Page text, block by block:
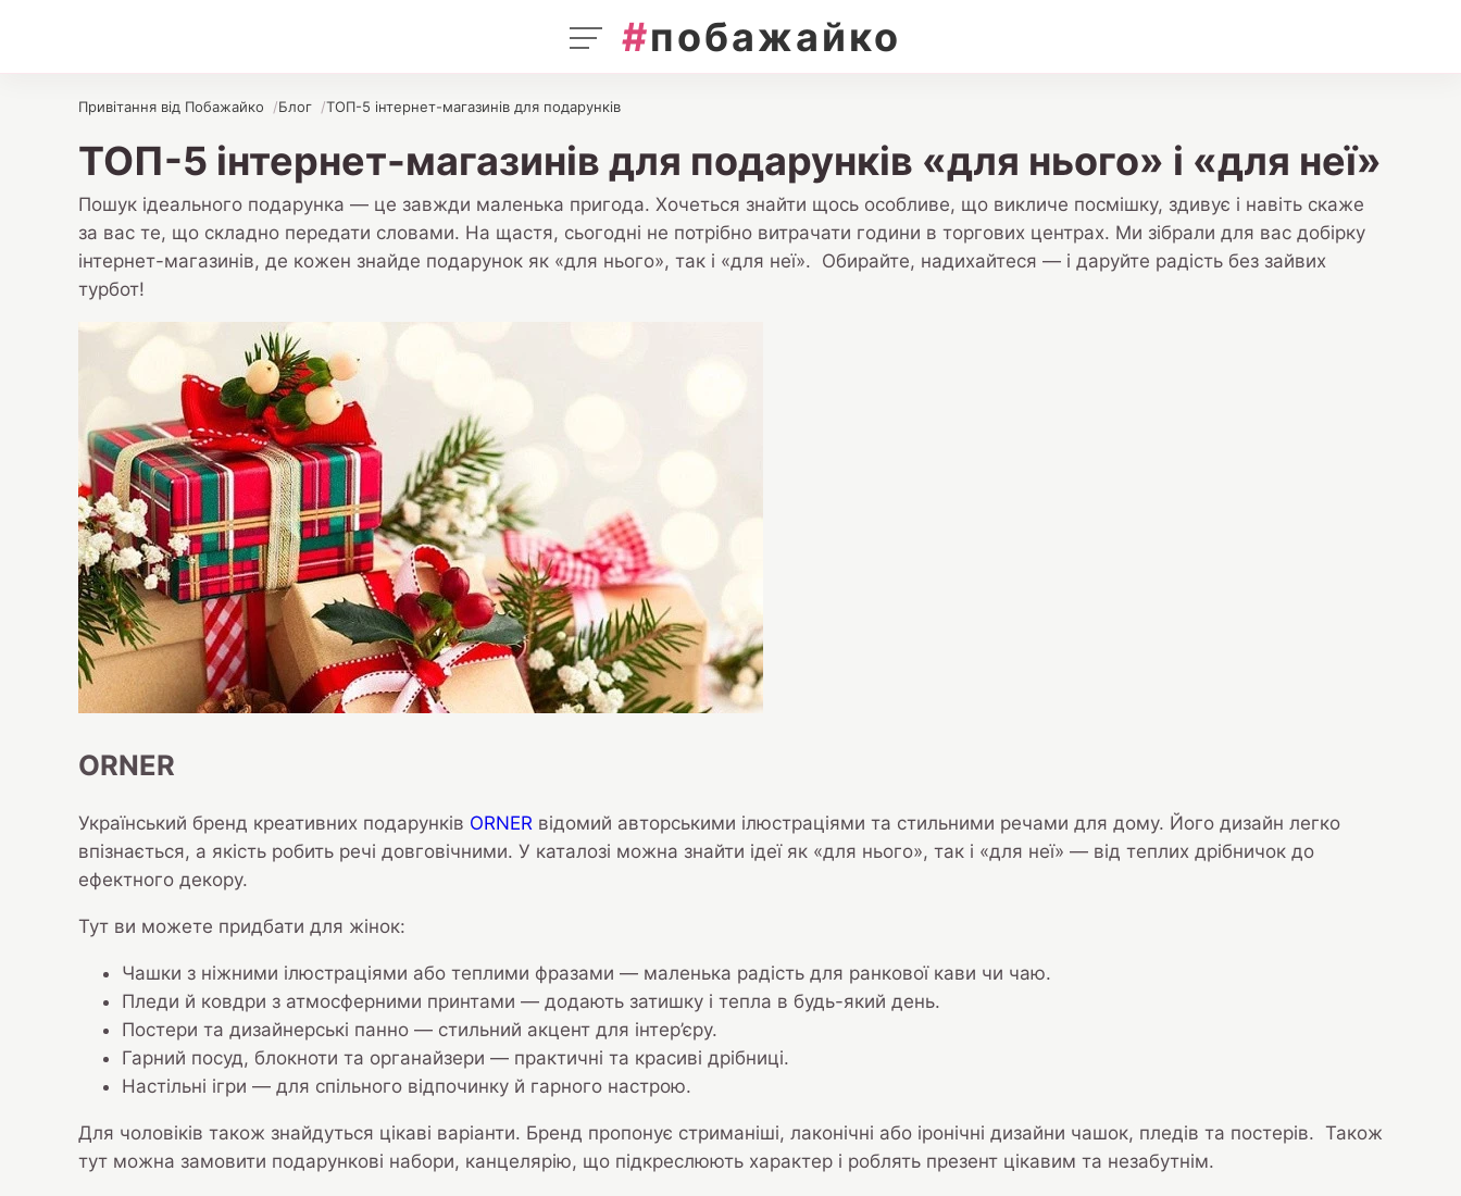
#побажайко
Привітання від Побажайко Блог ТОП-5 інтернет-магазинів для подарунків
ТОП-5 інтернет-магазинів для подарунків «для нього» і «для неї»
Пошук ідеального подарунка — це завжди маленька пригода. Хочеться знайти щось особливе, що викличе посмішку, здивує і навіть скаже
за вас те, що складно передати словами. На щастя, сьогодні не потрібно витрачати години в торгових центрах. Ми зібрали для вас добірку
інтернет-магазинів, де кожен знайде подарунок як «для нього», так і «для неї». Обирайте, надихайтеся — і даруйте радість без зайвих
турбот!
ORNER
Український бренд креативних подарунків ORNER відомий авторськими ілюстраціями та стильними речами для дому. Його дизайн легко
впізнається, а якість робить речі довговічними. У каталозі можна знайти ідеї як «для нього», так і «для неї» — від теплих дрібничок до
ефектного декору.
Тут ви можете придбати для жінок:
Чашки з ніжними ілюстраціями або теплими фразами — маленька радість для ранкової кави чи чаю.
Пледи й ковдри з атмосферними принтами — додають затишку і тепла в будь-який день.
Постери та дизайнерські панно — стильний акцент для інтер’єру.
Гарний посуд, блокноти та органайзери — практичні та красиві дрібниці.
Настільні ігри — для спільного відпочинку й гарного настрою.
Для чоловіків також знайдуться цікаві варіанти. Бренд пропонує стриманіші, лаконічні або іронічні дизайни чашок, пледів та постерів. Також
тут можна замовити подарункові набори, канцелярію, що підкреслюють характер і роблять презент цікавим та незабутнім.